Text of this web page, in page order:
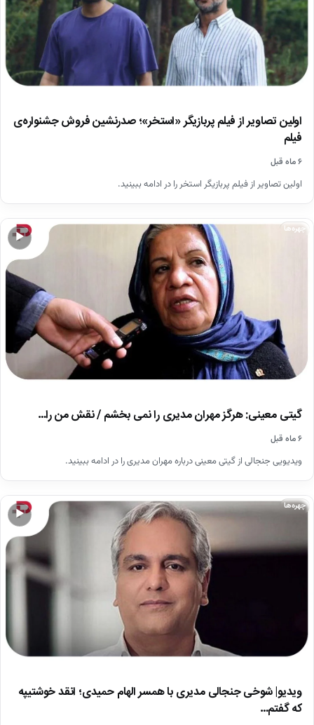
اولین تصاویر از فیلم پربازیگر «استخر»؛ صدرنشین فروش جشنواره‌‌ی
فیلم
۶ ماه قبل
اولین تصاویر از فیلم پربازیگر استخر را در ادامه ببینید.
▶
چهره‌ها
گیتی معينى: هرگز مهران مديرى را نمى بخشم / نقش من را…
۶ ماه قبل
ویدیویی جنجالی از گیتی معینی درباره مهران مدیری را در ادامه ببینید.
▶
چهره‌ها
ویدیو| شوخی جنجالی مدیری با همسر الهام حمیدی؛ انقد خوشتیپه
که گفتم…